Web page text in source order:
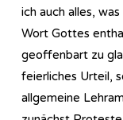
ich auch alles,
Wort Gottes
geoffenbart zu
feierliches Urteil,
allgemeine